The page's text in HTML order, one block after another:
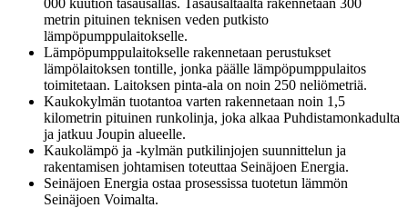
metrin pituinen teknisen veden putkisto
lämpöpumppulaitokselle.
Lämpöpumppulaitokselle rakennetaan perustukset
lämpölaitoksen tontille, jonka päälle lämpöpumppulaitos
toimitetaan. Laitoksen pinta-ala on noin 250 neliömetriä.
Kaukokylmän tuotantoa varten rakennetaan noin 1,5
kilometrin pituinen runkolinja, joka alkaa Puhdistamonkadulta
ja jatkuu Joupin alueelle.
Kaukolämpö ja -kylmän putkilinjojen suunnittelun ja
rakentamisen johtamisen toteuttaa Seinäjoen Energia.
Seinäjoen Energia ostaa prosessissa tuotetun lämmön
Seinäjoen Voimalta.